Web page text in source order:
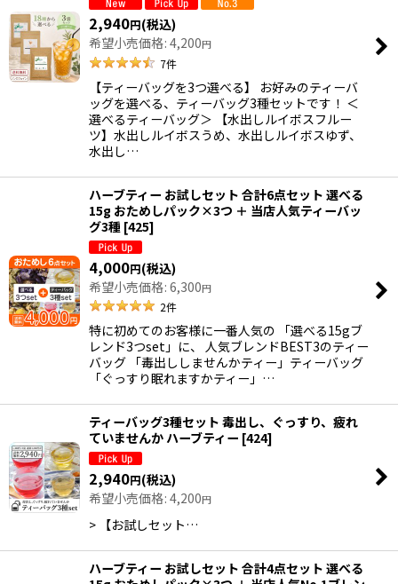
絞り込む
2,940円(税込)
希望小売価格: 4,200円
7件
【ティーバッグを3つ選べる】 お好みのティーバ
ッグを選べる、ティーバッグ3種セットです！ ＜
選べるティーバッグ＞ 【水出しルイボスフルー
ツ】水出しルイボスうめ、水出しルイボスゆず、
水出し…
ハーブティー お試しセット 合計6点セット 選べる
15g おためしパック×3つ ＋ 当店人気ティーバッ
グ3種 [425]
4,000円(税込)
希望小売価格: 6,300円
2件
特に初めてのお客様に一番人気の 「選べる15gブ
レンド3つset」に、 人気ブレンドBEST3のティー
バッグ 「毒出ししませんかティー」ティーバッグ
「ぐっすり眠れますかティー」…
ティーバッグ3種セット 毒出し、ぐっすり、疲れ
ていませんか ハーブティー [424]
2,940円(税込)
希望小売価格: 4,200円
> 【お試しセット…
ハーブティー お試しセット 合計4点セット 選べる